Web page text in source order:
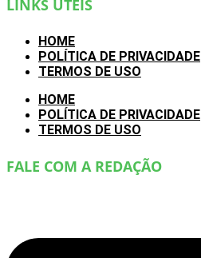
LINKS ÚTEIS
HOME
POLÍTICA DE PRIVACIDADE
TERMOS DE USO
HOME
POLÍTICA DE PRIVACIDADE
TERMOS DE USO
FALE COM A REDAÇÃO